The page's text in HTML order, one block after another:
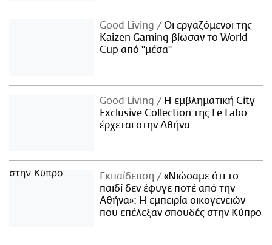
Good Living
Οι εργαζόμενοι της
Kaizen Gaming βίωσαν το World
Cup από "μέσα"
Good Living
Η εμβληματική City
Exclusive Collection της Le Labo
έρχεται στην Αθήνα
Εκπαίδευση
«Νιώσαμε ότι το
παιδί δεν έφυγε ποτέ από την
Αθήνα»: Η εμπειρία οικογενειών
που επέλεξαν σπουδές στην Κύπρο